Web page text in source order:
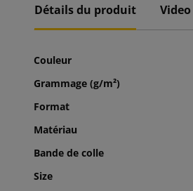
Détails du produit Video
Couleur
Grammage (g/m²)
Format
Matériau
Bande de colle
Size